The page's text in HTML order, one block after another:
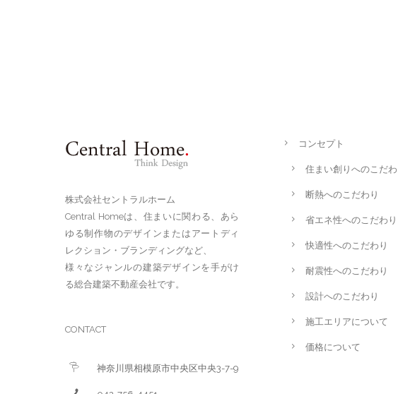
株式会社セントラルホーム
Central Homeは、住まいに関わる、あら
ゆる制作物のデザインまたはアートディ
レクション・ブランディングなど、
様々なジャンルの建築デザインを手がけ
る総合建築不動産会社です。
CONTACT
神奈川県相模原市中央区中央3-7-9
コンセプト
住まい創りへのこだわ
断熱へのこだわり
省エネ性へのこだわり
快適性へのこだわり
耐震性へのこだわり
設計へのこだわり
施工エリアについて
価格について